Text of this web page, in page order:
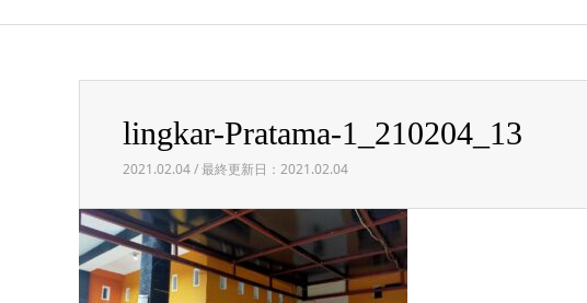
lingkar-Pratama-1_210204_13
2021.02.04 / 最終更新日：2021.02.04